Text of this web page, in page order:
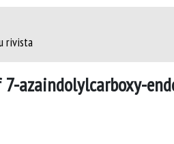
rivista
azaindolylcarboxy-